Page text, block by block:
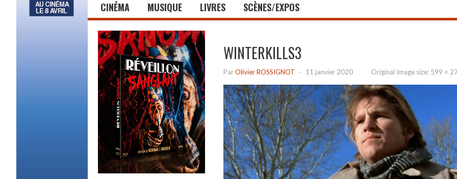
CINÉMA MUSIQUE LIVRES SCÈNES/EXPOS
WINTERKILLS3
ParOlivier ROSSIGNOT - 11 janvier 2020 Original Image size: 599 ×